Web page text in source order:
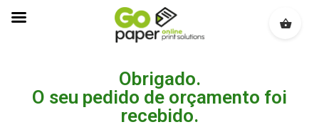
Obrigado.
O seu pedido de orçamento foi
recebido.